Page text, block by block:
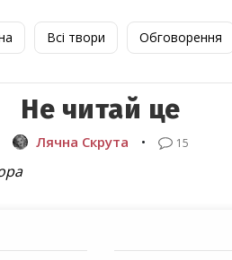
Всі твори Обговорення
Не читай це
Лячна Скрута • 15